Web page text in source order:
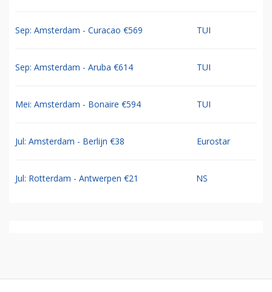
Sep: Amsterdam - Curacao €569 TUI
Sep: Amsterdam - Aruba €614 TUI
Mei: Amsterdam - Bonaire €594 TUI
Jul: Amsterdam - Berlijn €38 Eurostar
Jul: Rotterdam - Antwerpen €21 NS